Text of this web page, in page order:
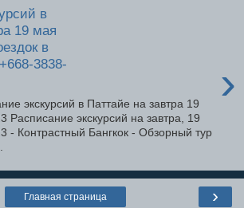
в
19 мая
в
3838-
›
экскурсий в Паттайе на завтра 19
Расписание экскурсий на завтра, 19
- Контрастный Бангкок - Обзорный тур
›
Главная страница